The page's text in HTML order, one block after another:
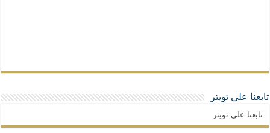
تابعنا على تويتر
تابعنا على تويتر